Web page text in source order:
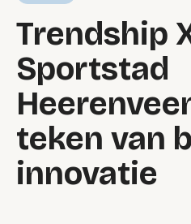
Trendship
Sportstad
teken van
innovatie